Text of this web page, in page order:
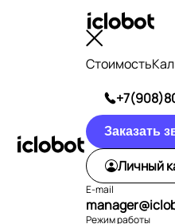
Стоимость
Заказать
Личный
E-mail
Режим работы